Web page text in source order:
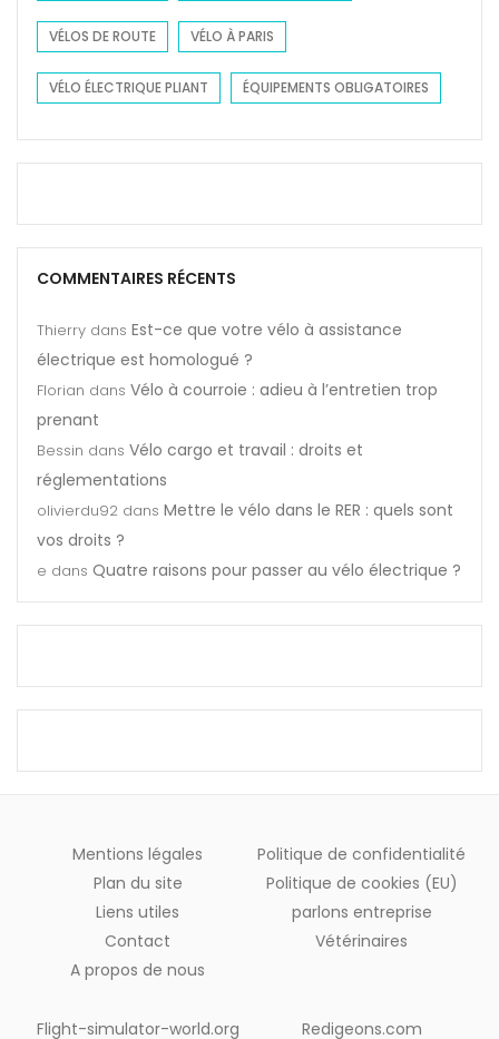
VÉLOS DE ROUTE VÉLO À PARIS
VÉLO ÉLECTRIQUE PLIANT ÉQUIPEMENTS OBLIGATOIRES
COMMENTAIRES RÉCENTS
Thierry dans Est-ce que votre vélo à assistance
électrique est homologué ?
Florian dans Vélo à courroie : adieu à l’entretien trop
prenant
Bessin dans Vélo cargo et travail : droits et
réglementations
olivierdu92 dans Mettre le vélo dans le RER : quels sont
vos droits ?
e dans Quatre raisons pour passer au vélo électrique ?
Mentions légales
Plan du site
Liens utiles
Contact
A propos de nous
Politique de confidentialité
Politique de cookies (EU)
parlons entreprise
Vétérinaires
Flight-simulator-world.org Redigeons.com